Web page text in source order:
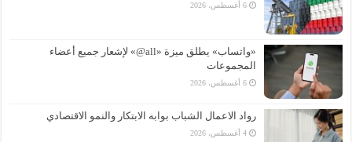
6 أغسطس، 2026
«واتساب» يطلق ميزة «all@» لإشعار جميع أعضاء
المجموعات
6 أغسطس، 2026
رواد الاعمال الشباب بوابه الابتكار والنمو الاقتصادي
4 أغسطس، 2026